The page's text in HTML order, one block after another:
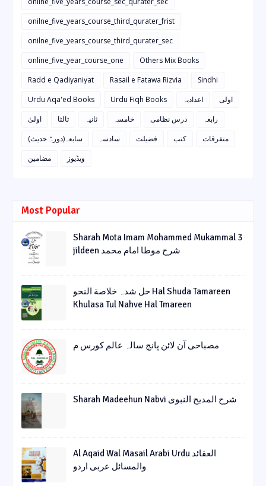
onilne_five_years_course_third_qurater_frist
onilne_five_years_course_third_qurater_sec
online_five_year_course_one
Others Mix Books
Radd e Qadiyaniyat
Rasail e Fatawa Rizvia
Sindhi
Urdu Aqa'ed Books
Urdu Fiqh Books اعدادیہ
اولی
اولیٰ
ثالثا ثانیہ خامسہ درس نظامی
رابعہ
سابعہ(دورہٌ حدیث)
سادسہ فضیلت کتب
متفرقات
مضامین
ویڈیوز
Most Popular
Sharah Mota Imam Mohammed Mukammal 3
jildeen شرح موطا امام محمد
حل شدہ خلاصة النحو Hal Shuda Tamareen
Khulasa Tul Nahve Hal Tmareen
مصباحی آن لائن پانچ سالہ عالم کورس م
Sharah Madeehun Nabvi شرح المدیح النبوی
Al Aqaid Wal Masail Arabi Urdu العقائد
والمسائل عربی اردو